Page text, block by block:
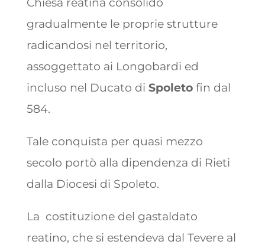
gradualmente le proprie strutture
radicandosi nel territorio,
assoggettato ai Longobardi ed
incluso nel Ducato di Spoletofin dal
584.
Tale conquista per quasi mezzo
secolo portò alla dipendenza di Rieti
dalla Diocesi di Spoleto.
La costituzione del gastaldato
reatino, che si estendeva dal Tevere al